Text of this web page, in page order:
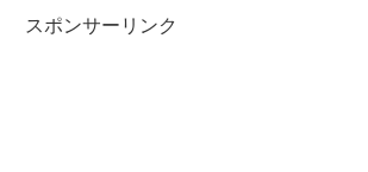
スポンサーリンク